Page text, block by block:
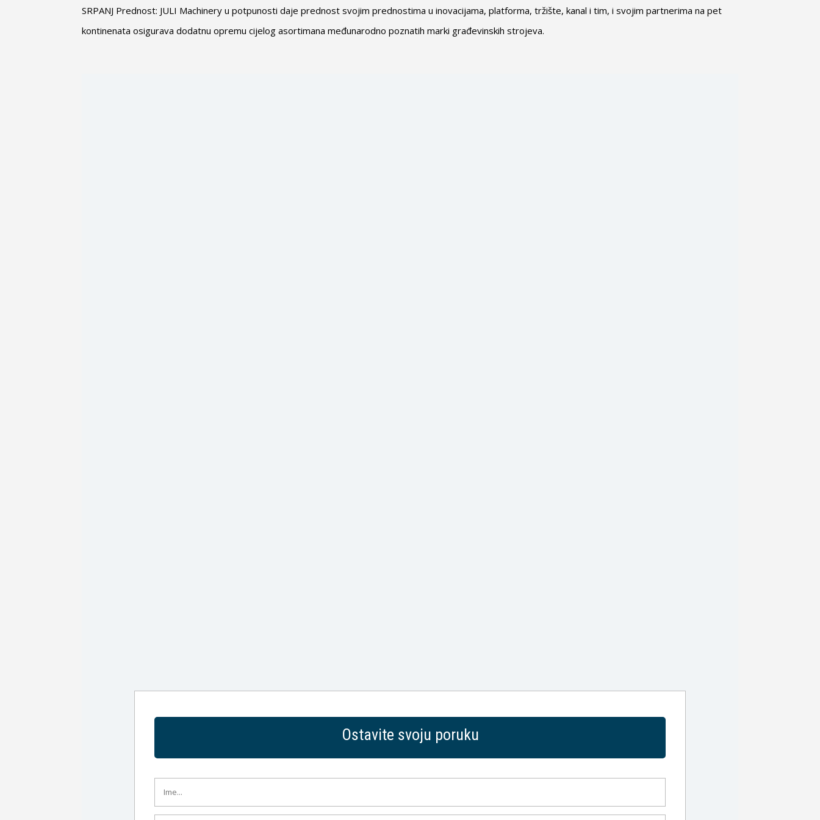
SRPANJ Prednost: JULI Machinery u potpunosti daje prednost svojim prednostima u inovacijama, platforma, tržište, kanal i tim, i svojim partnerima na pet
kontinenata osigurava dodatnu opremu cijelog asortimana međunarodno poznatih marki građevinskih strojeva.
Ostavite svoju poruku